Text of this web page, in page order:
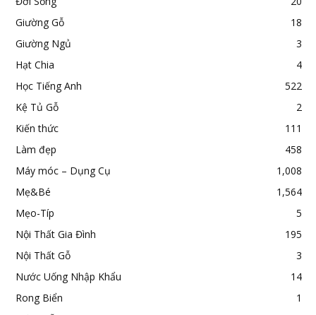
Giường Gỗ
18
Giường Ngủ
3
Hạt Chia
4
Học Tiếng Anh
522
Kệ Tủ Gỗ
2
Kiến thức
111
Làm đẹp
458
Máy móc – Dụng Cụ
1,008
Mẹ&Bé
1,564
Mẹo-Típ
5
Nội Thất Gia Đình
195
Nội Thất Gỗ
3
Nước Uống Nhập Khẩu
14
Rong Biển
1